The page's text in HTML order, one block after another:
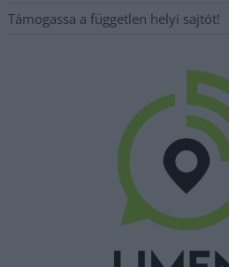
Támogassa a független helyi sajtót!